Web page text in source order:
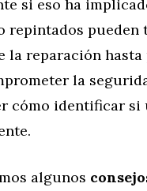
si eso ha
repintados pueden
la reparación
la
cómo identificar si
algunos